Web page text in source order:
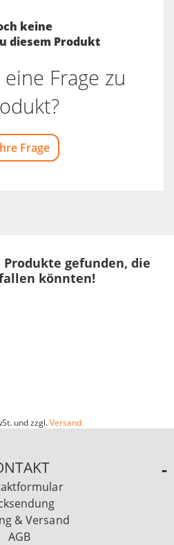
keine
diesem Produkt
Frage zu
Frage
gefunden, die
könnten!
und zzgl.Versand
& Versand
AGB